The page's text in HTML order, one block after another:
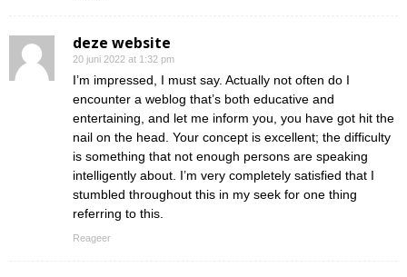
deze website
20 juni 2022 at 1:32 pm
I’m impressed, I must say. Actually not often do I
encounter a weblog that’s both educative and
entertaining, and let me inform you, you have got hit the
nail on the head. Your concept is excellent; the difficulty
is something that not enough persons are speaking
intelligently about. I’m very completely satisfied that I
stumbled throughout this in my seek for one thing
referring to this.
Reageer